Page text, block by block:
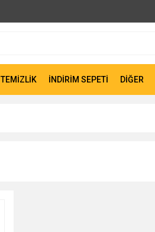
TEMİZLİK İNDİRİM SEPETİ DİĞER